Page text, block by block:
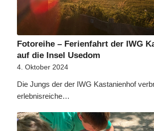
Fotoreihe – Ferienfahrt der IWG
auf die Insel Usedom
4. Oktober 2024
Die Jungs der der IWG Kastanienhof
erlebnisreiche…